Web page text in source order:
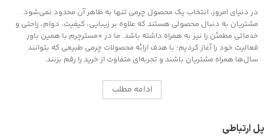
در دنیای امروز، انتخاب یک محصول چرمی تنها به ظاهر آن محدود نمی‌شود.
مشتریان به دنبال محصولی هستند که علاوه بر زیبایی، کیفیت، دوام، راحتی و
خدماتی مطمئن را نیز به همراه داشته باشد. ما در *مسترچرم با همین باور
فعالیت خود را آغاز کردیم؛ با هدف ارائه محصولات چرمی طبیعی که بتوانند
سال‌ها همراه مشتریان باشند و تجربه‌ای متفاوت از خرید را رقم بزنند.
ادامه مطلب
پل ارتباطی